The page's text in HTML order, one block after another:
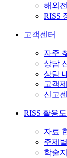
해외
RISS
고객센터
자주
상담
상담
고객
신고
RISS 활용
자료
주제
학술